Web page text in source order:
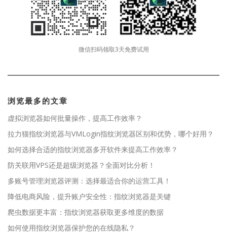
微信扫码领取3天免费试用
浏览最多的文章
虚拟浏览器如何批量操作，提高工作效率？
拉力猫指纹浏览器与VMLogin指纹浏览器区别和优势，哪个好用？
如何选择合适的指纹浏览器多开软件来提高工作效率？
防关联用VPS还是超级浏览器？全面对比分析！
多账号管理浏览器评测：选择最适合你的运营工具！
降低电商风险，提升账户安全性：指纹浏览器是关键
爬虫数据更丰富：指纹浏览器获取更多维度的数据
如何使用指纹浏览器保护您的在线隐私？